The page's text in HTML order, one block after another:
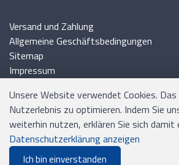
Versand und Zahlung
Allgemeine Geschäftsbedingungen
Sitemap
Impressum
Zahlungsmittel
Unsere Website verwendet Cookies.
Nutzerlebnis zu optimieren. Indem Sie
weiterhin nutzen, erklären Sie sich damit
Datenschutzerklärung anzeigen
Ich bin einverstanden